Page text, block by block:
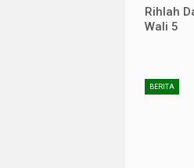
Rihlah
Wali 5
BERITA